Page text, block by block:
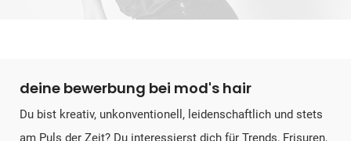
deine bewerbung bei mod's hair
Du bist kreativ, unkonventionell, leidenschaftlich und stets
am Puls der Zeit? Du interessierst dich für Trends, Frisuren,